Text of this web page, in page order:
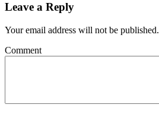
Leave a Reply
Your email address will not be published.
Comment